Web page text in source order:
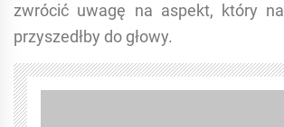
zwrócić uwagę na aspekt, który
przyszedłby do głowy.